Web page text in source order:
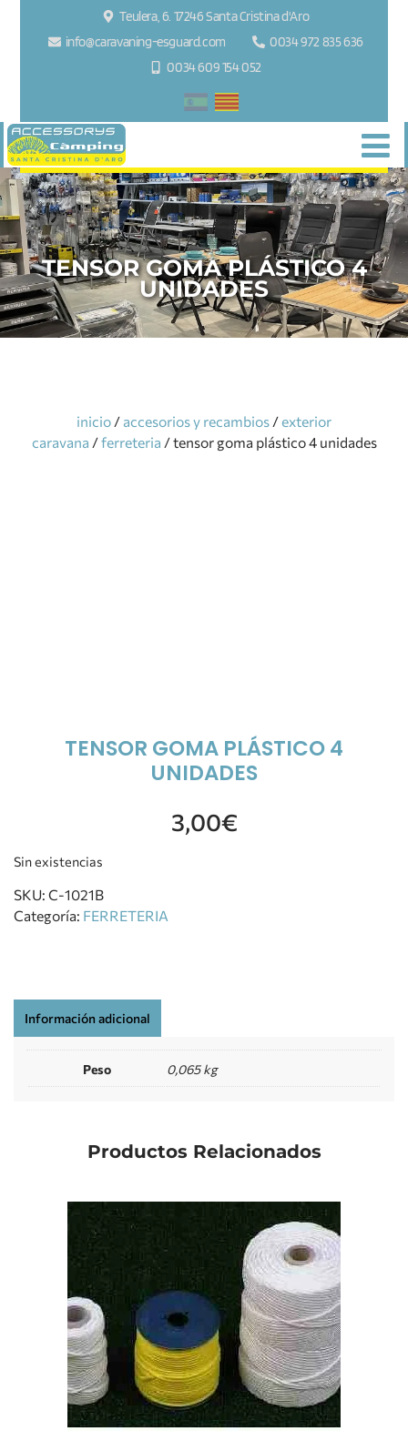
Teulera, 6. 17246 Santa Cristina d'Aro
info@caravaning-esguard.com
0034 972 835 636
0034 609 154 052
TENSOR GOMA PLÁSTICO 4
UNIDADES
inicio / accesorios y recambios /exterior
caravana /ferreteria / tensor goma plástico 4 unidades
TENSOR GOMA PLÁSTICO 4
UNIDADES
3,00€
Sin existencias
SKU: C-1021B
Categoría: FERRETERIA
Información adicional
Peso 0,065 kg
Productos Relacionados